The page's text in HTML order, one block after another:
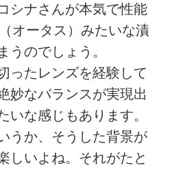
シナさんが本気で性能
オータス）みたいな漬
うのでしょう。
ったレンズを経験して
妙なバランスが実現出
いな感じもあります。
うか、そうした背景が
しいよね。それがたと